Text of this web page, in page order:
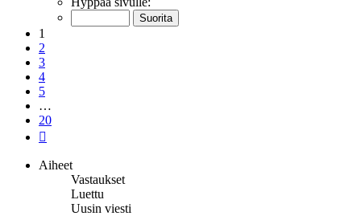
1
2
3
4
5
…
20
Aiheet
Vastaukset
Luettu
Uusin viesti